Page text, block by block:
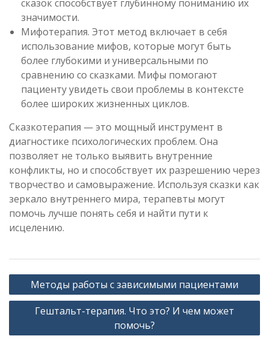
сказок способствует глубинному пониманию их
значимости.
Мифотерапия. Этот метод включает в себя
использование мифов, которые могут быть
более глубокими и универсальными по
сравнению со сказками. Мифы помогают
пациенту увидеть свои проблемы в контексте
более широких жизненных циклов.
Сказкотерапия — это мощный инструмент в
диагностике психологических проблем. Она
позволяет не только выявить внутренние
конфликты, но и способствует их разрешению через
творчество и самовыражение. Используя сказки как
зеркало внутреннего мира, терапевты могут
помочь лучше понять себя и найти пути к
исцелению.
Навигация
по
записям
Методы работы с зависимыми пациентами
Гештальт-терапия. Что это? И чем может
помочь?